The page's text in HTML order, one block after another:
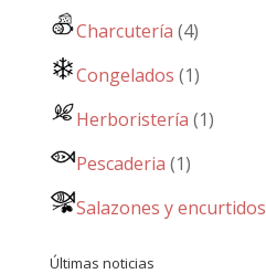
Charcutería (4)
Congelados (1)
Herboristería (1)
Pescaderia (1)
Salazones y encurtidos
Últimas noticias